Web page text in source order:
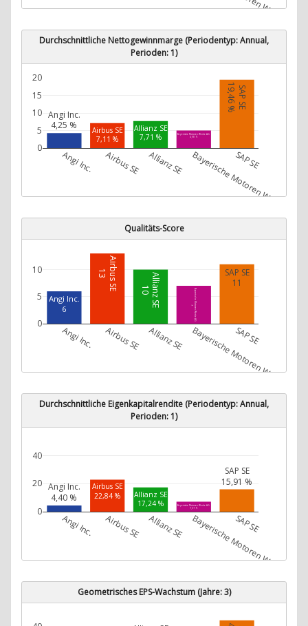
Durchschnittliche Nettogewinnmarge (Periodentyp: Annual,
Perioden: 1)
Angi Inc.
4,25 % Airbus SE
7,11 %
Allianz SE
7,71 %
Bayerische Motoren Werke AG
4,98 %
SAP SE
19,46 %
Angi Inc. Airbus SE Allianz SE Bayerische Motoren Werke AG
SAP SE
0
5
10
15
20
Qualitäts-Score
Angi Inc.
6
Airbus SE
13 Allianz SE
10 Bayerische Motoren Werke AG
SAP SE
11
Angi Inc. Airbus SE Allianz SE Bayerische Motoren Werke AG
SAP SE
0
5
10
Durchschnittliche Eigenkapitalrendite (Periodentyp: Annual,
Perioden: 1)
Angi Inc.
4,40 %
Airbus SE
22,84 % Allianz SE
17,24 %
Bayerische Motoren Werke AG
7,07 %
SAP SE
15,91 %
Angi Inc. Airbus SE Allianz SE Bayerische Motoren Werke AG
SAP SE
0
20
40
Geometrisches EPS-Wachstum (Jahre: 3)